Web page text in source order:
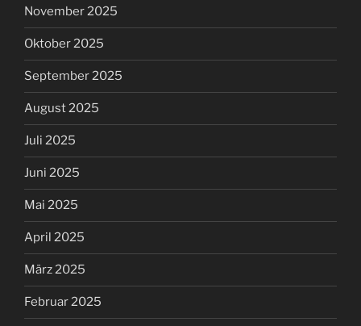
November 2025
Oktober 2025
September 2025
August 2025
Juli 2025
Juni 2025
Mai 2025
April 2025
März 2025
Februar 2025